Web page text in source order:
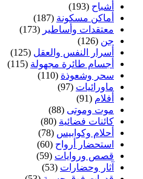
أشباح (193)
أماكن مسكونة (187)
معتقدات وأساطير (173)
جن (126)
أسرار النفس والعقل (125)
أجسام طائرة مجهولة (115)
سحر وشعوذة (110)
ماورائيات (97)
أفلام (91)
موت وموتى (88)
كائنات فضائية (80)
أحلام وكوابيس (78)
استحضار أرواح (60)
قصص وروايات (59)
آثار وحضارات (53)